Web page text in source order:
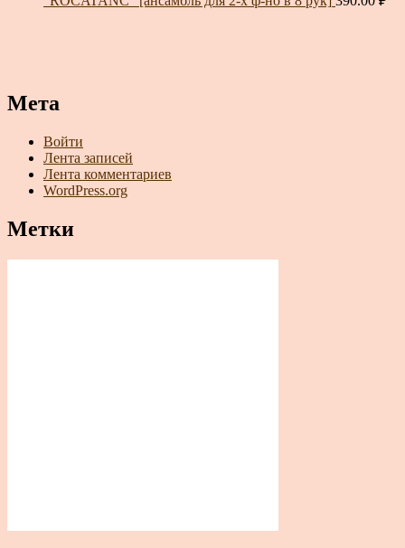
Мета
Войти
Лента записей
Лента комментариев
WordPress.org
Метки